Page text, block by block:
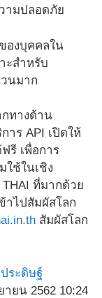
ามปลอดภัย
องบุคคลใน
ะสำหรับ
นมาก
กทางด้าน
ร API เปิดให้
รี เพื่อการ
ใช้ในเชิง
ที่มากด้วย
าไปสัมผัสโลก
สัมผัสโลก
ระดิษฐ์
ยน 2562 10:24